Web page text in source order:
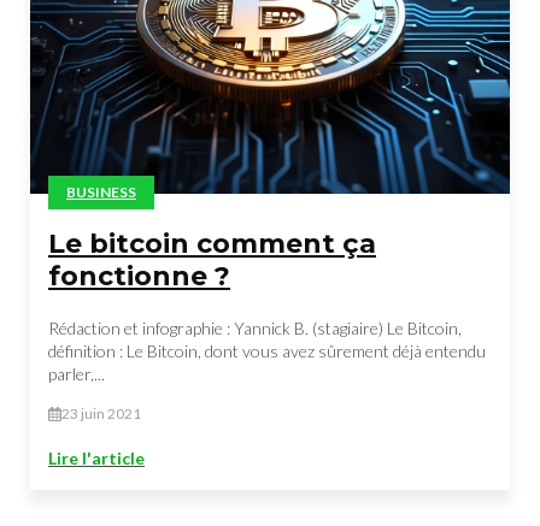
BUSINESS
Le bitcoin comment ça
fonctionne ?
Rédaction et infographie : Yannick B. (stagiaire) Le Bitcoin,
définition : Le Bitcoin, dont vous avez sûrement déjà entendu
parler,...
23 juin 2021
Lire l'article